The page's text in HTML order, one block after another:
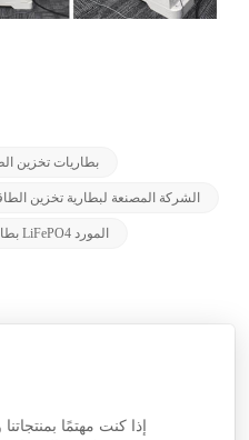
بطاريات تخزين
الشركة المصنعة لبطارية تخزين
بطارية ليثيوم LiFePO4 المورد
إذا كنت مهتمًا